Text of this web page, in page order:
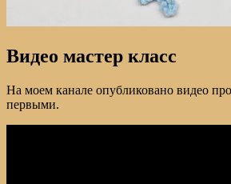
Видео мастер класс
На моем канале опубликовано видео
первыми.